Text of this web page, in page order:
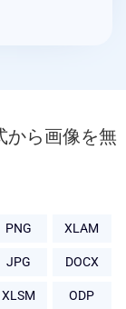
から画像を無
PNG XLAM
JPG DOCX
XLSM ODP